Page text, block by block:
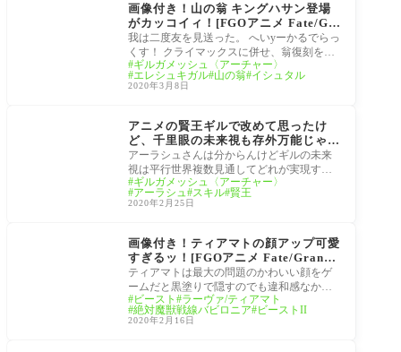
画像付き！山の翁 キングハサン登場
がカッコイィ！[FGOアニメ Fate/Gra
nd Order -絶対魔獣戦線バビロニア-]
今呼び覚ますは星の息吹！キングゥも
泣ける。Episode 19まとめ
我は二度友を見送った。 へいyーかるでらっ
くす！ クライマックスに併せ、翁復刻をプ
リイィィィズゥウ！ ここからの展開盛り上
が
ギルガメッシュ〈アーチャー〉
エレシュキガル 山の翁 イシュタル
2020年3月8日
アニメの賢王ギルで改めて思ったけ
ど、千里眼の未来視も存外万能じゃな
いんかな？[FGO千里眼]
アーラシュさんは分からんけどギルの未来
視は平行世界複数見通してどれが実現する
かは分からんらしい 参照元: ・Fate/Grand Or
der考察
ギルガメッシュ〈アーチャー〉
アーラシュ スキル 賢王
2020年2月25日
画像付き！ティアマトの顔アップ可愛
すぎるッ！[FGOアニメ Fate/Grand
Order -絶対魔獣戦線バビロニア-] ス
トーリーであれだけ貫禄あったのにw
ティアマトは最大の問題のかわいい顔をゲ
ームだと黒塗りで隠すのでも違和感なかっ
たがアニメだとやれないからメディアの差
って結
ビースト
ラーヴァ/ティアマト
絶対魔獣戦線バビロニア
ビーストII
2020年2月16日